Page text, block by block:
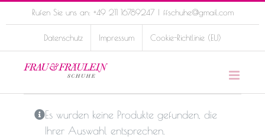
to
Rufen Sie uns an: +49 211 16789247 | ffschuhe@gmail.com
Datenschutz Impressum Cookie-Richtlinie (EU)
Es wurden keine Produkte gefunden, die
Ihrer Auswahl entsprechen.